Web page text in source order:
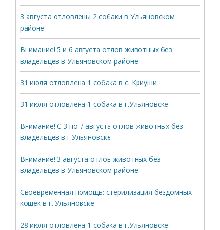
3 августа отловлены 2 собаки в Ульяновском
районе
Внимание! 5 и 6 августа отлов животных без
владельцев в Ульяновском районе
31 июля отловлена 1 собака в с. Криуши
31 июля отловлена 1 собака в г.Ульяновске
Внимание! С 3 по 7 августа отлов животных без
владельцев в г.Ульяновске
Внимание! 3 августа отлов животных без
владельцев в Ульяновском районе
Своевременная помощь: стерилизация бездомных
кошек в г. Ульяновске
28 июля отловлена 1 собака в г.Ульяновске